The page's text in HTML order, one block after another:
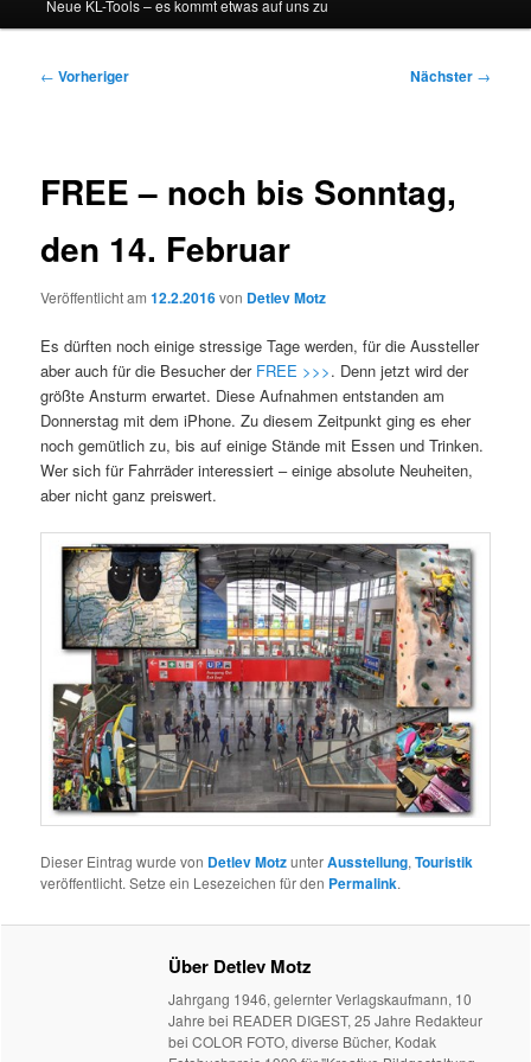
Neue KL-Tools – es kommt etwas auf uns zu
Beitragsnavigation
← Vorheriger Nächster →
FREE – noch bis Sonntag,
den 14. Februar
Veröffentlicht am12.2.2016von Detlev Motz
Es dürften noch einige stressige Tage werden, für die Aussteller
aber auch für die Besucher der FREE >>>. Denn jetzt wird der
größte Ansturm erwartet. Diese Aufnahmen entstanden am
Donnerstag mit dem iPhone. Zu diesem Zeitpunkt ging es eher
noch gemütlich zu, bis auf einige Stände mit Essen und Trinken.
Wer sich für Fahrräder interessiert – einige absolute Neuheiten,
aber nicht ganz preiswert.
Dieser Eintrag wurde von Detlev MotzunterAusstellung,Touristik
veröffentlicht. Setze ein Lesezeichen für den Permalink.
Über Detlev Motz
Jahrgang 1946, gelernter Verlagskaufmann, 10
Jahre bei READER DIGEST, 25 Jahre Redakteur
bei COLOR FOTO, diverse Bücher, Kodak